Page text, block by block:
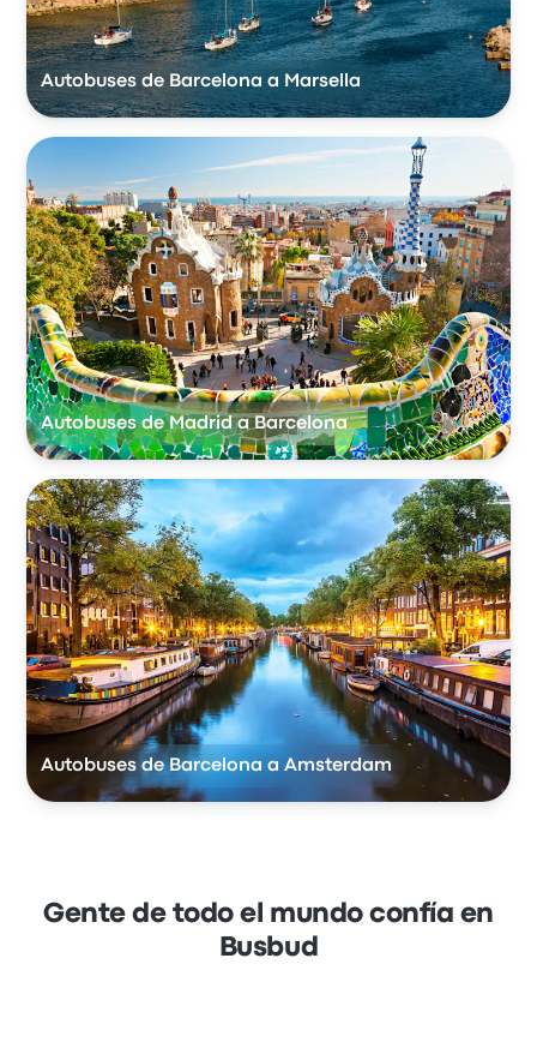
Autobuses de Barcelona a Marsella
Autobuses de Madrid a Barcelona
Autobuses de Barcelona a Amsterdam
Gente de todo el mundo confía en
Busbud